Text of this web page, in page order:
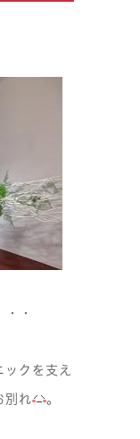
・
クを支え
別れ 。